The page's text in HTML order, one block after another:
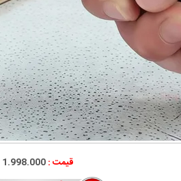
قیمت :1.998.000